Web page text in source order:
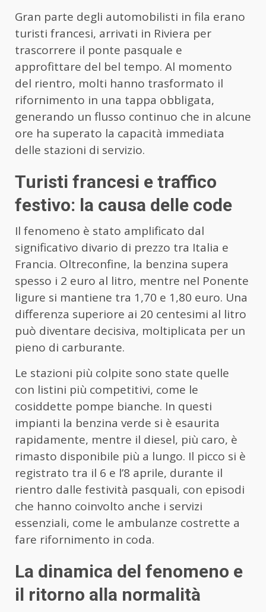
Gran parte degli automobilisti in fila erano
turisti francesi, arrivati in Riviera per
trascorrere il ponte pasquale e
approfittare del bel tempo. Al momento
del rientro, molti hanno trasformato il
rifornimento in una tappa obbligata,
generando un flusso continuo che in alcune
ore ha superato la capacità immediata
delle stazioni di servizio.
Turisti francesi e traffico
festivo: la causa delle code
Il fenomeno è stato amplificato dal
significativo divario di prezzo tra Italia e
Francia. Oltreconfine, la benzina supera
spesso i 2 euro al litro, mentre nel Ponente
ligure si mantiene tra 1,70 e 1,80 euro. Una
differenza superiore ai 20 centesimi al litro
può diventare decisiva, moltiplicata per un
pieno di carburante.
Le stazioni più colpite sono state quelle
con listini più competitivi, come le
cosiddette pompe bianche. In questi
impianti la benzina verde si è esaurita
rapidamente, mentre il diesel, più caro, è
rimasto disponibile più a lungo. Il picco si è
registrato tra il 6 e l’8 aprile, durante il
rientro dalle festività pasquali, con episodi
che hanno coinvolto anche i servizi
essenziali, come le ambulanze costrette a
fare rifornimento in coda.
La dinamica del fenomeno e
il ritorno alla normalità